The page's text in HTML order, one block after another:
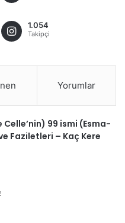
1.054
Takipçi
Yorumlar
Celle’nin) 99 ismi (Esma-
Faziletleri – Kaç Kere